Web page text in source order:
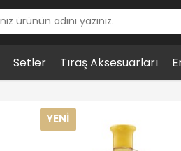
Setler Tıraş Aksesuarları
YENI